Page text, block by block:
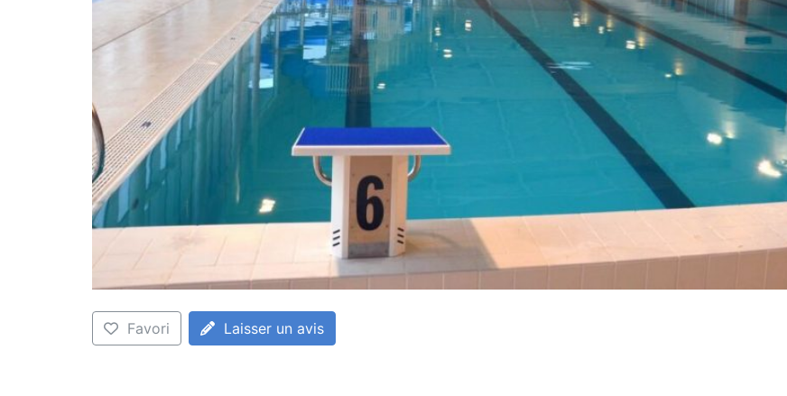
Favori Laisser un avis